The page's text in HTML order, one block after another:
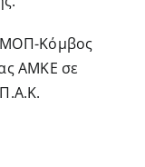
Κόμβος
ΑΜΚΕ σε